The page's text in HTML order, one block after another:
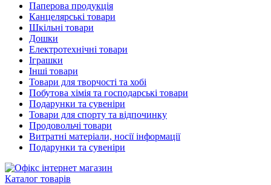
Паперова продукція
Канцелярські товари
Шкільні товари
Дошки
Електротехнічні товари
Іграшки
Інші товари
Товари для творчості та хобі
Побутова хімія та господарські товари
Подарунки та сувеніри
Товари для спорту та відпочинку
Продовольчі товари
Витратні матеріали, носії інформації
Подарунки та сувеніри
Каталог товарів